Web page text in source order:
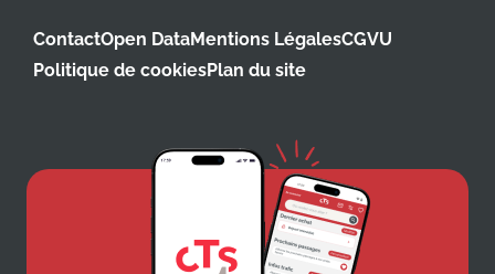
ContactOpen DataMentions LégalesCGVU
Politique de cookiesPlan du site